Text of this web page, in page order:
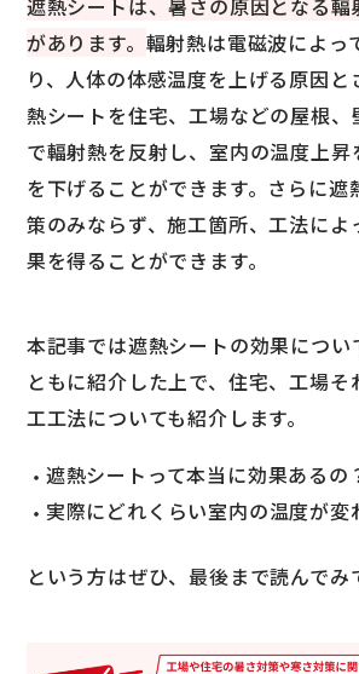
があります。 輻射熱は電磁波によっ
り、人体の体感温度を上げる原因と
熱シートを住宅、工場などの屋根、
で輻射熱を反射し、室内の温度上
を下げることができます。さらに遮
策のみならず、施工箇所、工法によ
果を得ることができます。
本記事では遮熱シートの効果につい
ともに紹介した上で、住宅、工場
工工法についても紹介します。
遮熱シートって本当に効果あるの
実際にどれくらい室内の温度が変
という方はぜひ、最後まで読んでみ